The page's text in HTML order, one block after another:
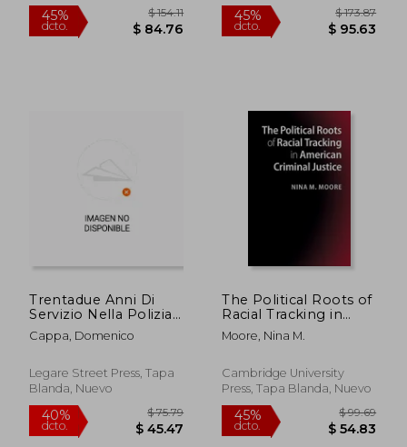
Trentadue Anni Di
Servizio Nella Polizia
Italiana; Volume 2 (en
Italiano)
Cappa, Domenico
Legare Street Press, Tapa
Blanda, Nuevo
The Political Roots of
Racial Tracking in
American Criminal
Justice (en Inglés)
Moore, Nina M.
Cambridge University
Press, Tapa Blanda, Nuevo